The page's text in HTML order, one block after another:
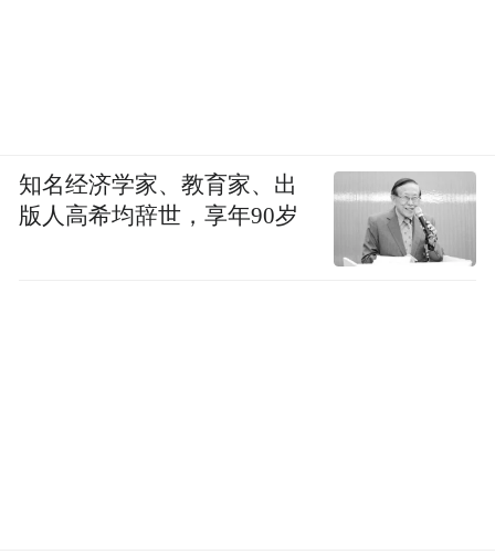
知名经济学家、教育家、出
版人高希均辞世，享年90岁